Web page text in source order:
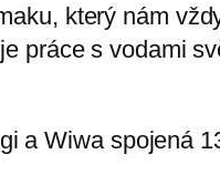
který nám
práce s vodami
a Wiwa spojená